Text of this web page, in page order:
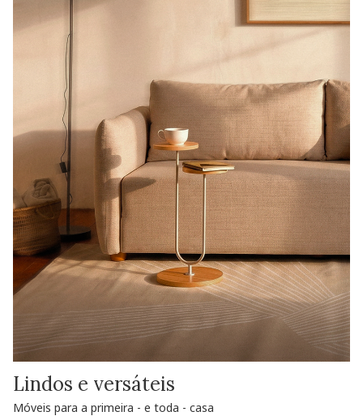
Lindos e versáteis
Móveis para a primeira - e toda - casa